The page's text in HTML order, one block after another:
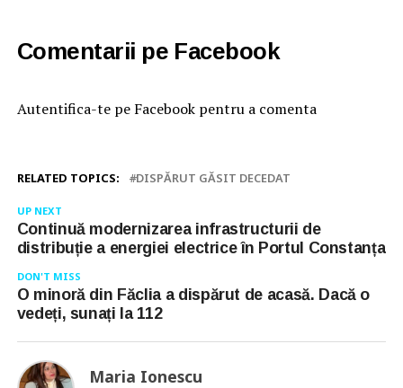
Comentarii pe Facebook
Autentifica-te pe Facebook pentru a comenta
RELATED TOPICS: DISPĂRUT GĂSIT DECEDAT
UP NEXT
Continuă modernizarea infrastructurii de
distribuție a energiei electrice în Portul Constanța
DON'T MISS
O minoră din Făclia a dispărut de acasă. Dacă o
vedeți, sunați la 112
Maria Ionescu